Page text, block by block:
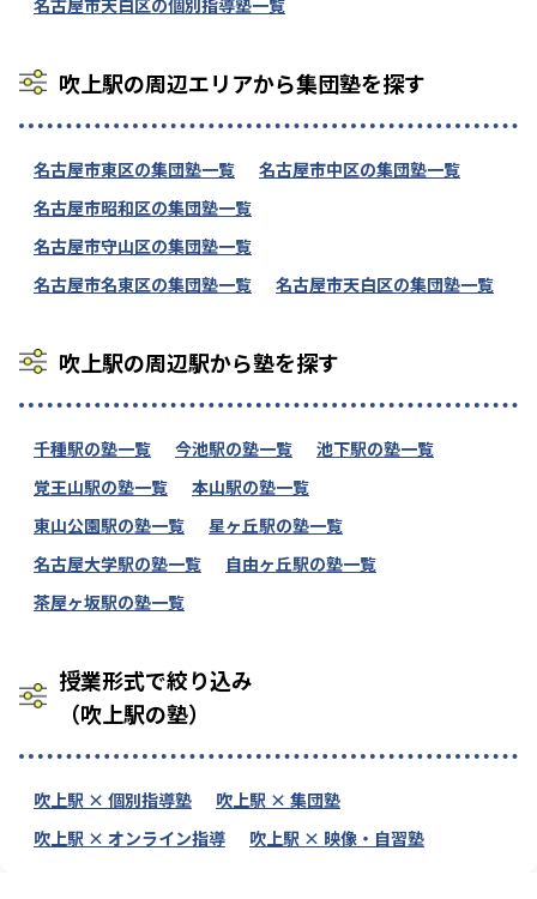
吹上駅の周辺エリアから集団塾を探す
名古屋市東区の集団塾一覧
名古屋市中区の集団塾一覧
名古屋市昭和区の集団塾一覧
名古屋市守山区の集団塾一覧
名古屋市名東区の集団塾一覧
名古屋市天白区の集団塾一覧
吹上駅の周辺駅から塾を探す
千種駅の塾一覧 今池駅の塾一覧
池下駅の塾一覧
覚王山駅の塾一覧
本山駅の塾一覧
東山公園駅の塾一覧
星ヶ丘駅の塾一覧
名古屋大学駅の塾一覧
自由ヶ丘駅の塾一覧
茶屋ヶ坂駅の塾一覧
授業形式で絞り込み
（吹上駅の塾）
吹上駅 × 個別指導塾
吹上駅 × 集団塾
吹上駅 × オンライン指導
吹上駅 × 映像・自習塾